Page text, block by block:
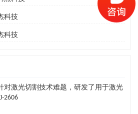
科技
科技
对激光切割技术难题，研发了用于激光
2606